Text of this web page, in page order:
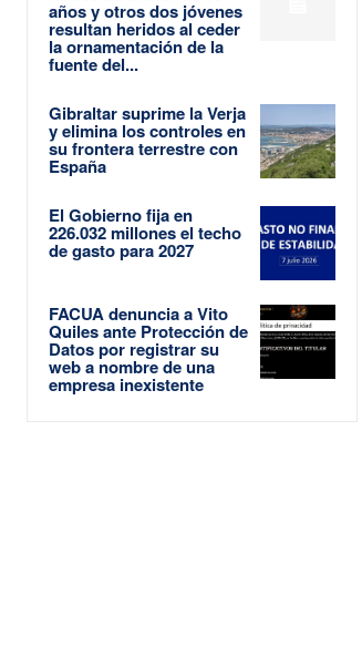
años y otros dos jóvenes
resultan heridos al ceder
la ornamentación de la
fuente del...
Gibraltar suprime la Verja
y elimina los controles en
su frontera terrestre con
España
El Gobierno fija en
226.032 millones el techo
de gasto para 2027
FACUA denuncia a Vito
Quiles ante Protección de
Datos por registrar su
web a nombre de una
empresa inexistente